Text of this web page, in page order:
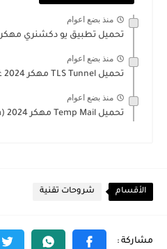
منذ بضع اعوام
تحميل تطبيق يو دكشنري مهكر 2024 U-Dictionary للاندرويد
منذ بضع اعوام
تحميل TLS Tunnel مهكر 2024 غير محدود وبدون اعلانات
منذ بضع اعوام
تحميل Temp Mail مهكر 2024 (Premium) اخر اصدار
الأقسام شروحات تقنية